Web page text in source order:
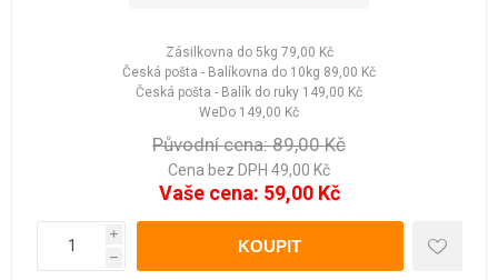
Zásilkovna do 5kg 79,00 Kč
Česká pošta - Balíkovna do 10kg 89,00 Kč
Česká pošta - Balík do ruky 149,00 Kč
WeDo 149,00 Kč
Původní cena: 89,00 Kč
Cena bez DPH 49,00 Kč
Vaše cena: 59,00 Kč
i
h